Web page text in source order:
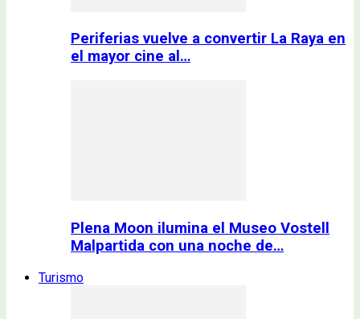
Periferias vuelve a convertir La Raya en
el mayor cine al…
Plena Moon ilumina el Museo Vostell
Malpartida con una noche de…
Turismo